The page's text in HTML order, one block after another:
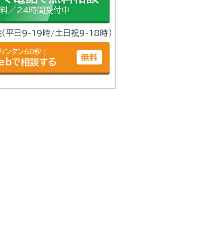
／24時間受付中
（平日9-19時/土日祝9-18時）
ンタン60秒！
で相談する 無料